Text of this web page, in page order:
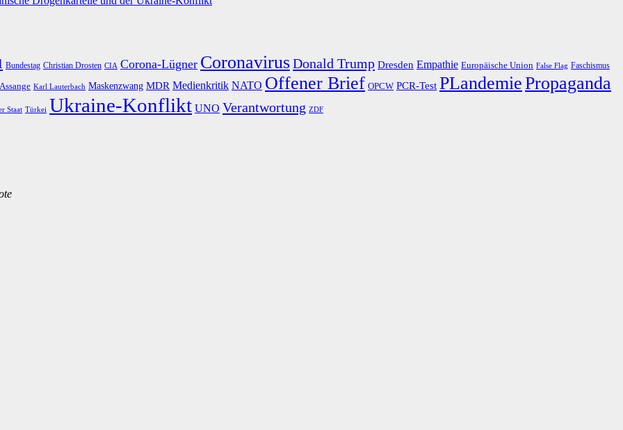
Bundestag Christian Drosten CIA Corona-Lügner CoronavirusDonald Trump Dresden Empathie Europäische Union False Flag Faschismus
Karl Lauterbach Maskenzwang MDR Medienkritik NATO Offener Brief OPCW PCR-Test PLandemiePropaganda
Staat Türkei Ukraine-Konflikt UNO Verantwortung ZDF